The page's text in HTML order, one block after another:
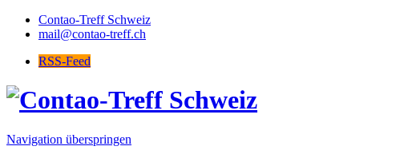
Contao-Treff Schweiz
mail@contao-treff.ch
RSS-Feed
Navigation überspringen